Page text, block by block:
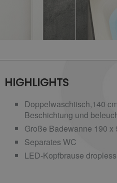
HIGHLIGHTS
Doppelwaschtisch,140
Beschichtung und
Große Badewanne 190 x
Separates WC
LED-Kopfbrause